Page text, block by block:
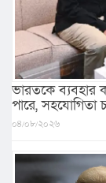
ভারতকে ব্যবহার
পারে, সহযোগিতা
০৪/০৮/২০২৬